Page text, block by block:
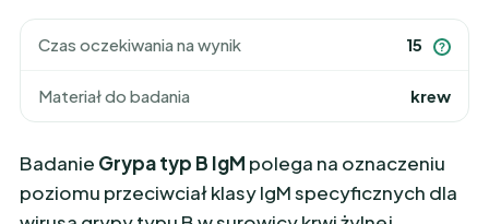
Czas oczekiwania na wynik 15 ?
Materiał do badania krew
Badanie Grypa typ B IgM polega na oznaczeniu
poziomu przeciwciał klasy IgM specyficznych dla